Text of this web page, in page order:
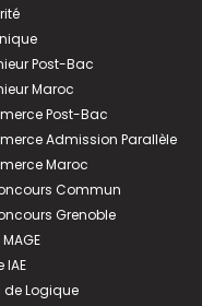
Post-Bac
Maroc
Post-Bac
Admission Parallèle
Maroc
Commun
Grenoble
MAGE
IAE
de Logique